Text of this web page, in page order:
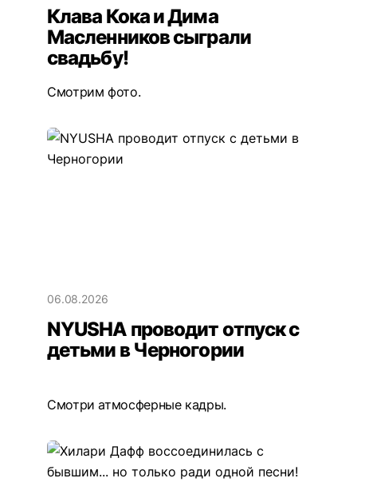
Клава Кока и Дима
Масленников сыграли
свадьбу!
Смотрим фото.
06.08.2026
NYUSHA проводит отпуск с
детьми в Черногории
Смотри атмосферные кадры.